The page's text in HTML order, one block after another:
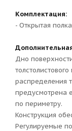
Комплектация:
- Открытая полка
Дно
распределения
предусмотрена
по периметру.
Конструкция
Регулируемые